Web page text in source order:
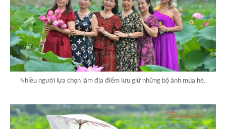
Nhiều người lựa chọn làm địa điểm lưu giữ những bộ ảnh mùa hè.